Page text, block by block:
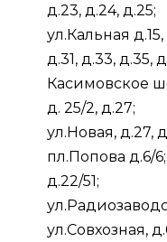
д.23, д.24, д.25;
ул.Кальная д.15,
д.31, д.33, д.35,
Касимовское
д. 25/2, д.27;
ул.Новая, д.27,
пл.Попова д.6/
д.22/51;
ул.Совхозная,